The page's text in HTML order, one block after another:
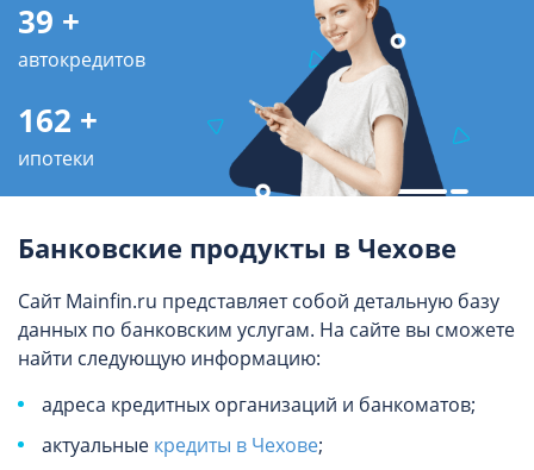
39 +
автокредитов
162 +
ипотеки
Банковские продукты в Чехове
Сайт Mainfin.ru представляет собой детальную базу
данных по банковским услугам. На сайте вы сможете
найти следующую информацию:
адреса кредитных организаций и банкоматов;
актуальные кредиты в Чехове;